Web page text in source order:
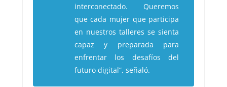
interconectado. Queremos
que cada mujer que participa
en nuestros talleres se sienta
capaz y preparada para
enfrentar los desafíos del
futuro digital”, señaló.